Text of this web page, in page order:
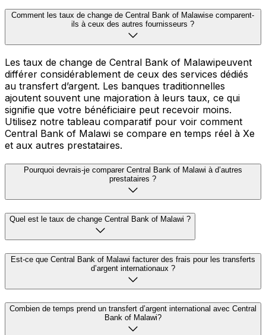
Comment les taux de change de Central Bank of Malawise comparent-
ils à ceux des autres fournisseurs ?
Les taux de change de Central Bank of Malawipeuvent
différer considérablement de ceux des services dédiés
au transfert d’argent. Les banques traditionnelles
ajoutent souvent une majoration à leurs taux, ce qui
signifie que votre bénéficiaire peut recevoir moins.
Utilisez notre tableau comparatif pour voir comment
Central Bank of Malawi se compare en temps réel à Xe
et aux autres prestataires.
Pourquoi devrais-je comparer Central Bank of Malawi à d’autres
prestataires ?
Quel est le taux de change Central Bank of Malawi ?
Est-ce que Central Bank of Malawi facturer des frais pour les transferts
d’argent internationaux ?
Combien de temps prend un transfert d’argent international avec Central
Bank of Malawi?